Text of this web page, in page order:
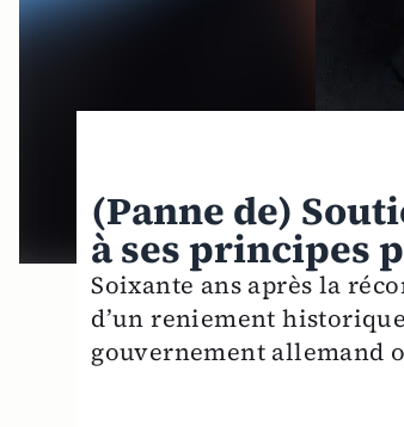
(Panne de)
à ses principes
Soixante ans après la
d’un reniement
gouvernement allemand